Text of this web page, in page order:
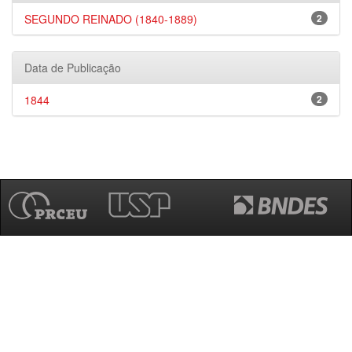
2
SEGUNDO REINADO (1840-1889)
Data de Publicação
2
1844